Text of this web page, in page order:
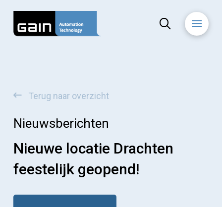
Terug naar overzicht
Nieuwsberichten
Nieuwe locatie Drachten
feestelijk geopend!